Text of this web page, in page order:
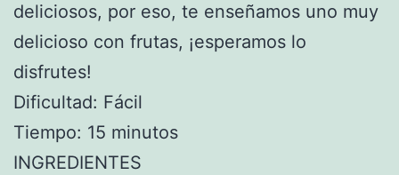
deliciosos, por eso, te enseñamos uno muy
delicioso con frutas, ¡esperamos lo
disfrutes!
Dificultad: Fácil
Tiempo: 15 minutos
INGREDIENTES